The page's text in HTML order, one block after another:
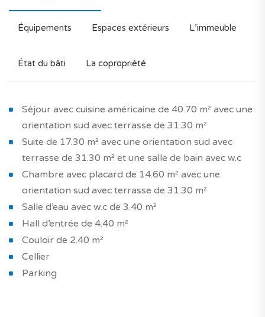
Équipements Espaces extérieurs L’immeuble
État du bâti La copropriété
Séjour avec cuisine américaine de 40.70 m² avec une
orientation sud avec terrasse de 31.30 m²
Suite de 17.30 m² avec une orientation sud avec
terrasse de 31.30 m² et une salle de bain avec w.c
Chambre avec placard de 14.60 m² avec une
orientation sud avec terrasse de 31.30 m²
Salle d’eau avec w.c de 3.40 m²
Hall d’entrée de 4.40 m²
Couloir de 2.40 m²
Cellier
Parking